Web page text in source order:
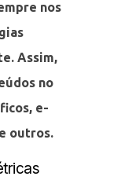
nos
Assim,
no
e-
outros.